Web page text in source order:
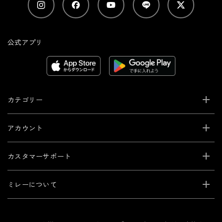
公式アプリ
カテゴリー
アカウント
カスタマーサポート
ミレーについて